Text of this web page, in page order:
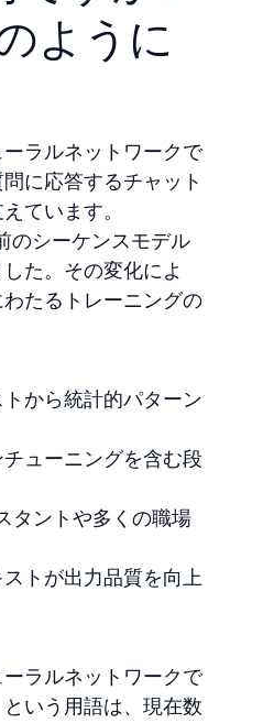
ように
ラルネットワークで
に応答するチャット
ています。
のシーケンスモデル
た。その変化によ
たるトレーニングの
から統計的パターン
ューニングを含む段
タントや多くの職場
トが出力品質を向上
ラルネットワークで
いう用語は、現在数